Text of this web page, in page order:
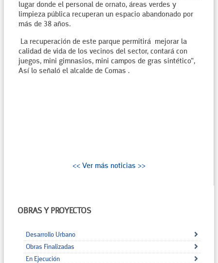
lugar donde el personal de ornato, áreas verdes y
limpieza pública recuperan un espacio abandonado por
más de 38 años.
La recuperación de este parque permitirá mejorar la
calidad de vida de los vecinos del sector, contará con
juegos, mini gimnasios, mini campos de gras sintético”,
Así lo señaló el alcalde de Comas .
<< Ver más noticias >>
OBRAS Y PROYECTOS
Desarrollo Urbano
Obras Finalizadas
En Ejecución